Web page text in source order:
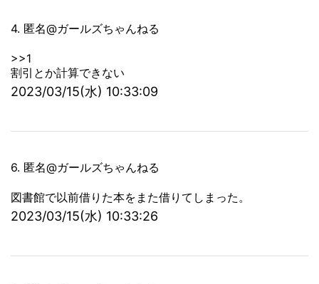
4. 匿名@ガールズちゃんねる
>>1
割引とか計算できない
2023/03/15(水) 10:33:09
6. 匿名@ガールズちゃんねる
図書館で以前借りた本をまた借りてしまった。
2023/03/15(水) 10:33:26